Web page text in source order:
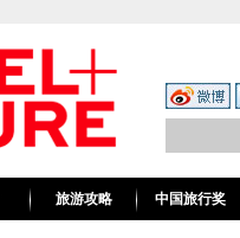
旅游攻略 中国旅行奖